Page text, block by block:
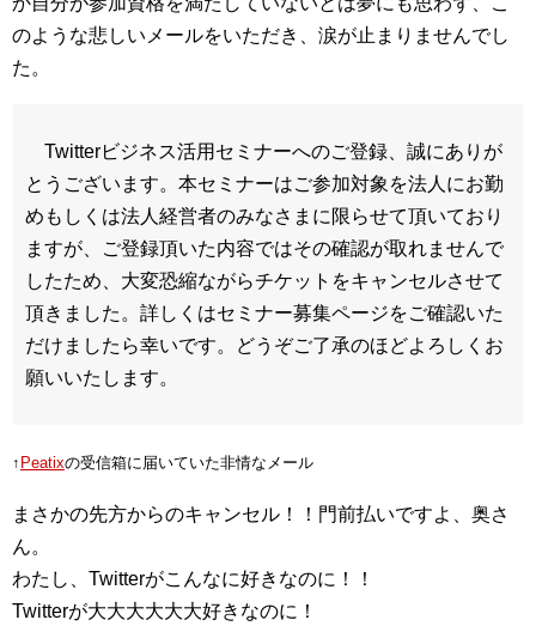
のような悲しいメールをいただき、涙が止まりませんでし
た。
Twitterビジネス活用セミナーへのご登録、誠にありが
とうございます。本セミナーはご参加対象を法人にお勤
めもしくは法人経営者のみなさまに限らせて頂いており
ますが、ご登録頂いた内容ではその確認が取れませんで
したため、大変恐縮ながらチケットをキャンセルさせて
頂きました。詳しくはセミナー募集ページをご確認いた
だけましたら幸いです。どうぞご了承のほどよろしくお
願いいたします。
↑ Peatixの受信箱に届いていた非情なメール
まさかの先方からのキャンセル！！門前払いですよ、奥さ
ん。
わたし、Twitterがこんなに好きなのに！！
Twitterが大大大大大大好きなのに！